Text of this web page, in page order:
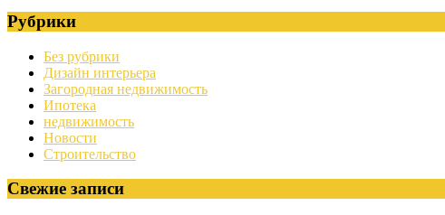
Рубрики
Без рубрики
Дизайн интерьера
Загородная недвижимость
Ипотека
недвижимость
Новости
Строительство
Свежие записи